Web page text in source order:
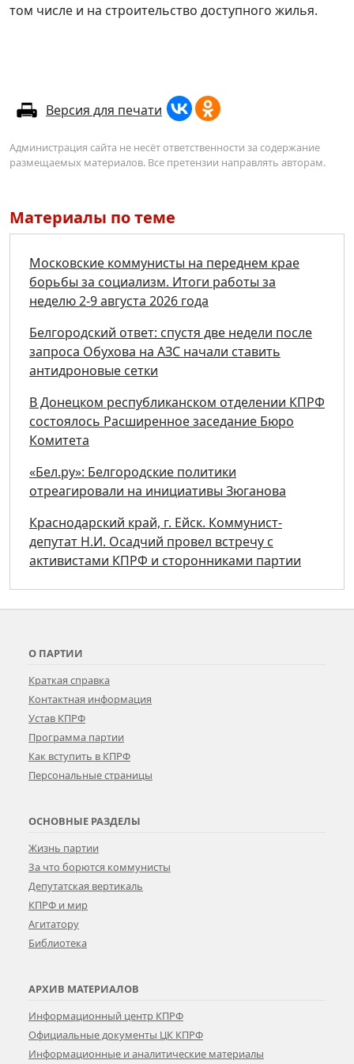
том числе и на строительство доступного жилья.
Версия для печати
Администрация сайта не несёт ответственности за содержание
размещаемых материалов. Все претензии направлять авторам.
Материалы по теме
Московские коммунисты на переднем крае
борьбы за социализм. Итоги работы за
неделю 2-9 августа 2026 года
Белгородский ответ: спустя две недели после
запроса Обухова на АЗС начали ставить
антидроновые сетки
В Донецком республиканском отделении КПРФ
состоялось Расширенное заседание Бюро
Комитета
«Бел.ру»: Белгородские политики
отреагировали на инициативы Зюганова
Краснодарский край, г. Ейск. Коммунист-
депутат Н.И. Осадчий провел встречу с
активистами КПРФ и сторонниками партии
О ПАРТИИ
Краткая справка
Контактная информация
Устав КПРФ
Программа партии
Как вступить в КПРФ
Персональные страницы
ОСНОВНЫЕ РАЗДЕЛЫ
Жизнь партии
За что борются коммунисты
Депутатская вертикаль
КПРФ и мир
Агитатору
Библиотека
АРХИВ МАТЕРИАЛОВ
Информационный центр КПРФ
Официальные документы ЦК КПРФ
Информационные и аналитические материалы